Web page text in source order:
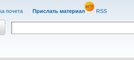
почета Прислать материал RSS